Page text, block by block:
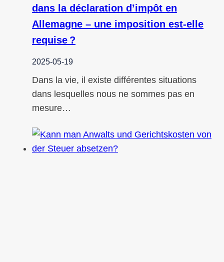
dans la déclaration d’impôt en
Allemagne – une imposition est‑elle
requise ?
2025-05-19
Dans la vie, il existe différentes situations
dans lesquelles nous ne sommes pas en
mesure…